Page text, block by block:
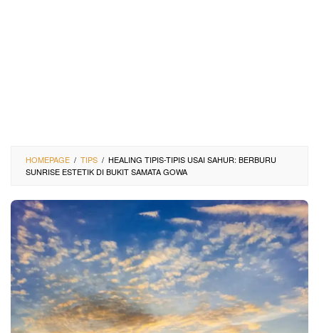
HOMEPAGE / TIPS / HEALING TIPIS-TIPIS USAI SAHUR: BERBURU
SUNRISE ESTETIK DI BUKIT SAMATA GOWA